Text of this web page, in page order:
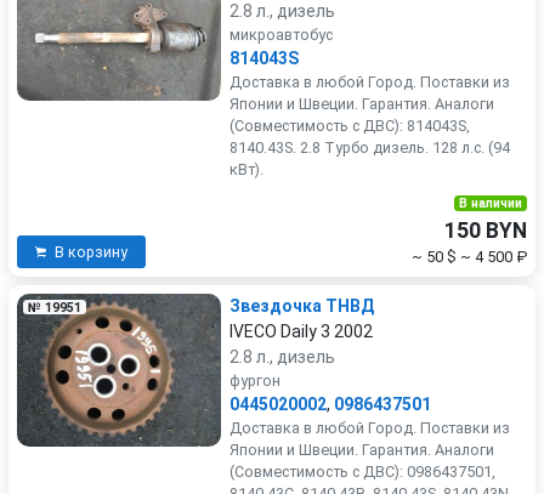
2.8 л., дизель
микроавтобус
814043S
Доставка в любой Город. Поставки из
Японии и Швеции. Гарантия. Аналоги
(Совместимость с ДВС): 814043S,
8140.43S. 2.8 Турбо дизель. 128 л.с. (94
кВт).
В корзину
В наличии
150 BYN
~ 50 $ ~ 4 500 ₽
№ 19951
Звездочка ТНВД
IVECO Daily 3 2002
2.8 л., дизель
фургон
0445020002, 0986437501
Доставка в любой Город. Поставки из
Японии и Швеции. Гарантия. Аналоги
(Совместимость с ДВС): 0986437501,